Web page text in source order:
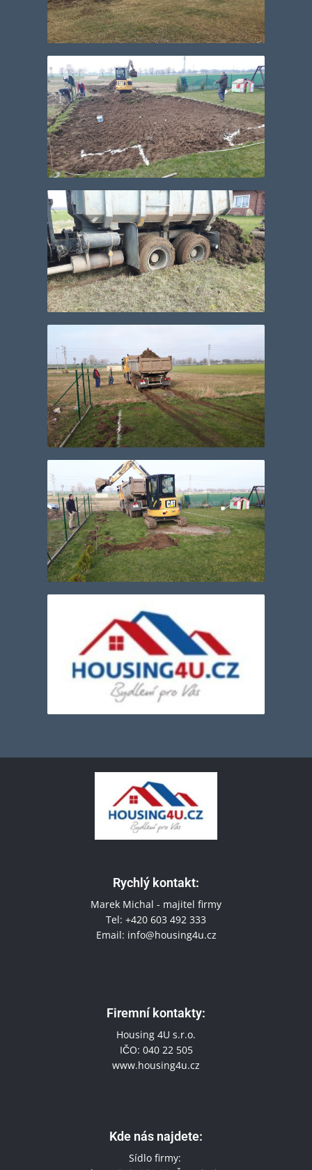
Rychlý kontakt:
Marek Michal - majitel firmy
Tel: +420 603 492 333
Email: info@housing4u.cz
Firemní kontakty​:
Housing 4U s.r.o.
IČO: 040 22 505
www.housing4u.cz
Kde nás najdete:
Sídlo firmy: